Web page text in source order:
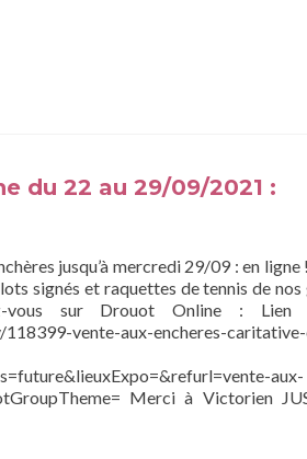
du 22 au 29/09/2021 :
jusqu’à mercredi 29/09 : en ligne
signés et raquettes de tennis de nos
vous sur Drouot Online :
vente-aux-encheres-
aux-
Merci à Victorien